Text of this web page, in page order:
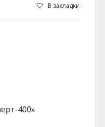
В закладки
400»